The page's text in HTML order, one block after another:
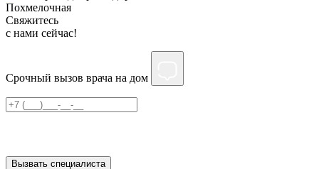
Свяжитесь
c нами сейчас!
Срочный вызов врача на дом
Вызвать специалиста